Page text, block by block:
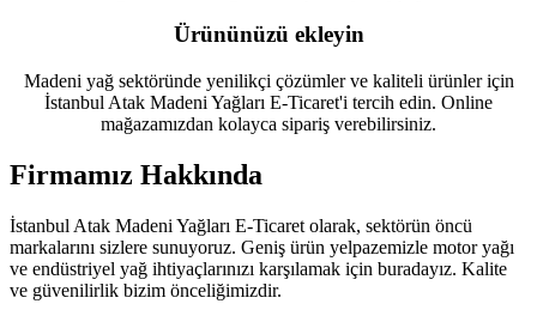
Ürününüzü ekleyin
Madeni yağ sektöründe yenilikçi çözümler ve kaliteli ürünler için
İstanbul Atak Madeni Yağları E-Ticaret'i tercih edin. Online
mağazamızdan kolayca sipariş verebilirsiniz.
Firmamız Hakkında
İstanbul Atak Madeni Yağları E-Ticaret olarak, sektörün öncü
markalarını sizlere sunuyoruz. Geniş ürün yelpazemizle motor yağı
ve endüstriyel yağ ihtiyaçlarınızı karşılamak için buradayız. Kalite
ve güvenilirlik bizim önceliğimizdir.